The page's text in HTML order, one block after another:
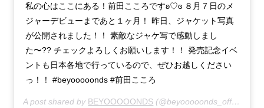
私の心はここにある！前田こころですʚ♡ɞ ８月７日のメ
ジャーデビューまであと１ヶ月！ 昨日、ジャケット写真
が公開されました！！ 素敵なジャケ写で感動しまし
た〜?? チェックよろしくお願いします！！ 発売記念イベ
ントも日本各地で行っているので、ぜひお越しください
っ！！ #beyooooonds #前田こころ
A post shared by BEYOOOOONDS (@beyooooonds_official) on